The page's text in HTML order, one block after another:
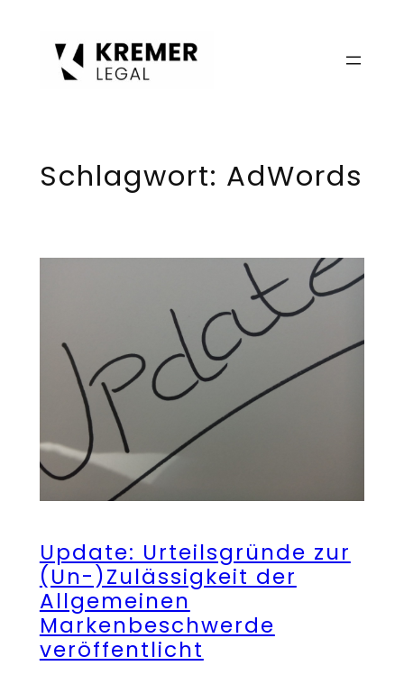
Schlagwort: AdWords
Update: Urteilsgründe zur
(Un-)Zulässigkeit der
Allgemeinen
Markenbeschwerde
veröffentlicht